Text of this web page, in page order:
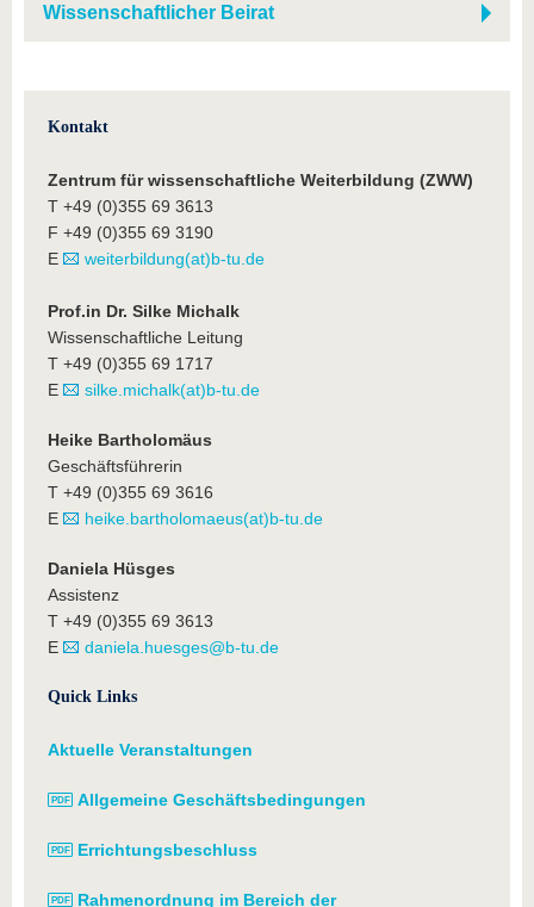
Wissenschaftlicher Beirat
Kontakt
Zentrum für wissenschaftliche Weiterbildung (ZWW)
T +49 (0)355 69 3613
F +49 (0)355 69 3190
E
weiterbildung(at)b-tu.de
Prof.in Dr. Silke Michalk
Wissenschaftliche Leitung
T +49 (0)355 69 1717
E
silke.michalk(at)b-tu.de
Heike Bartholomäus
Geschäftsführerin
T +49 (0)355 69 3616
E
heike.bartholomaeus(at)b-tu.de
Daniela Hüsges
Assistenz
T +49 (0)355 69 3613
E
daniela.huesges@b-tu.de
Quick Links
Aktuelle Veranstaltungen
Allgemeine Geschäftsbedingungen
Errichtungsbeschluss
Rahmenordnung im Bereich der